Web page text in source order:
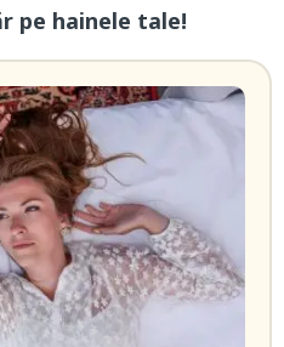
pe hainele tale!